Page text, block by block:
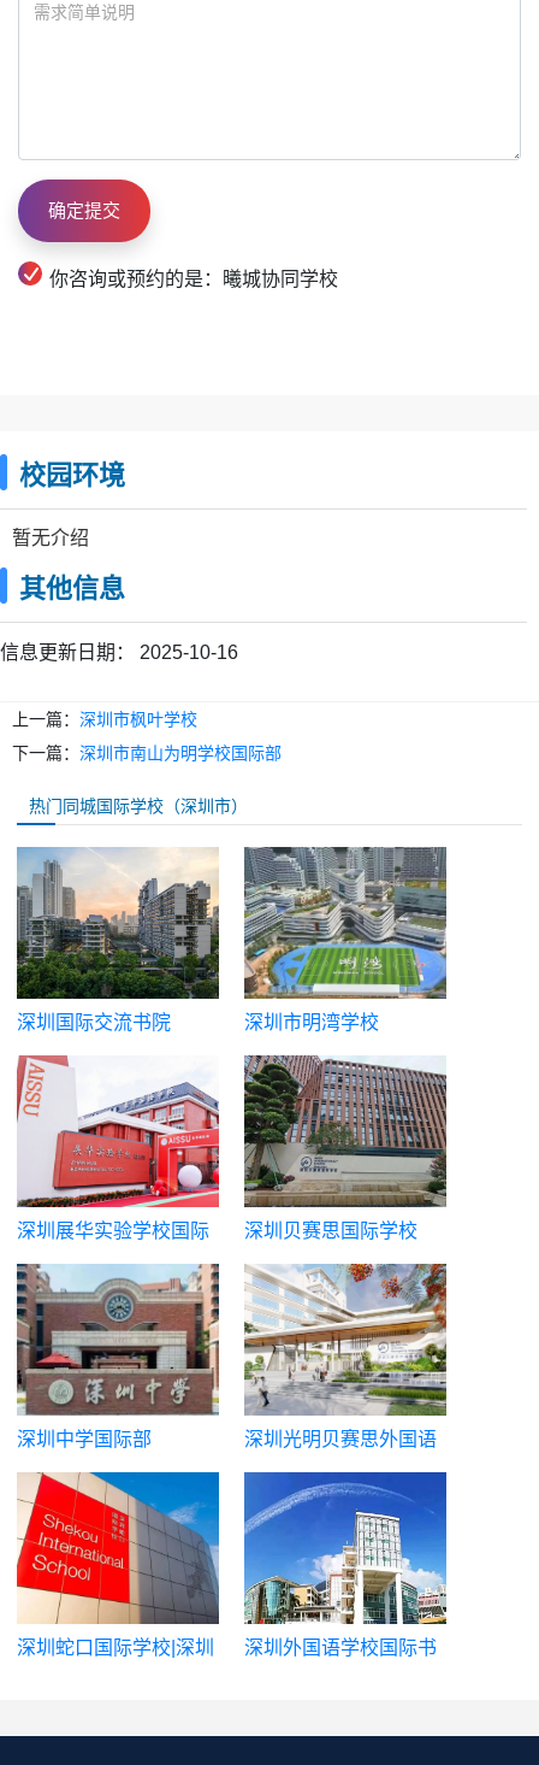
你咨询或预约的是：曦城协同学校
校园环境
暂无介绍
其他信息
信息更新日期： 2025-10-16
上一篇： 深圳市枫叶学校
下一篇： 深圳市南山为明学校国际部
热门同城国际学校（深圳市）
深圳国际交流书院 深圳市明湾学校
深圳展华实验学校国际
部
深圳贝赛思国际学校
（蛇贝）
深圳中学国际部
深圳光明贝赛思外国语
学校
深圳蛇口国际学校|深圳
深圳外国语学校国际书